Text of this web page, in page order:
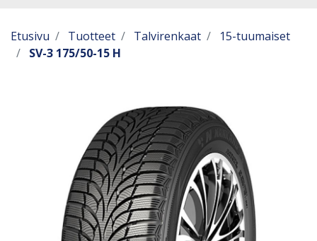
Etusivu Tuotteet Talvirenkaat
15-tuumaiset
SV-3 175/50-15 H